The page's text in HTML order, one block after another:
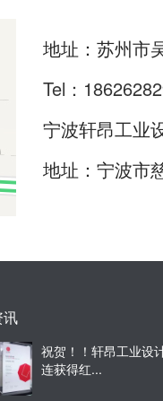
地址：苏州市
Tel：
宁波轩昂工业
地址：宁波市
祝贺！！轩昂工业设
连获得红...